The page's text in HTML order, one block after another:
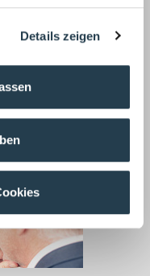
Details zeigen
Ihren
Regeln und
im Blick.